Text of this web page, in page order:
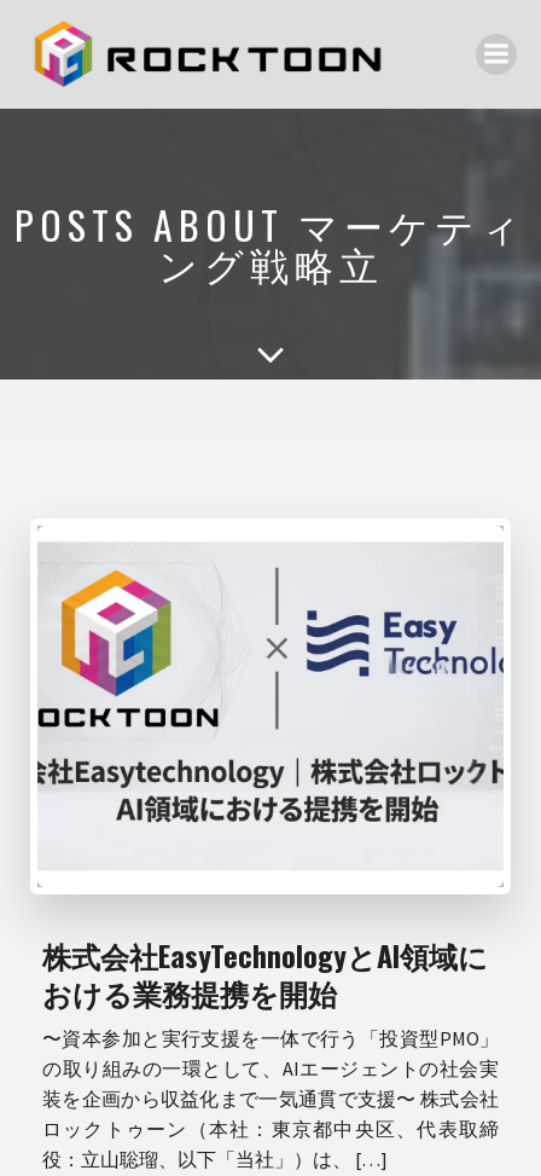
POSTS ABOUT マーケティ
ング戦略立
株式会社EasyTechnologyとAI領域に
おける業務提携を開始
〜資本参加と実行支援を一体で行う「投資型PMO」
の取り組みの一環として、AIエージェントの社会実
装を企画から収益化まで一気通貫で支援〜 株式会社
ロックトゥーン（本社：東京都中央区、代表取締
役：立山聡瑠、以下「当社」）は、 […]